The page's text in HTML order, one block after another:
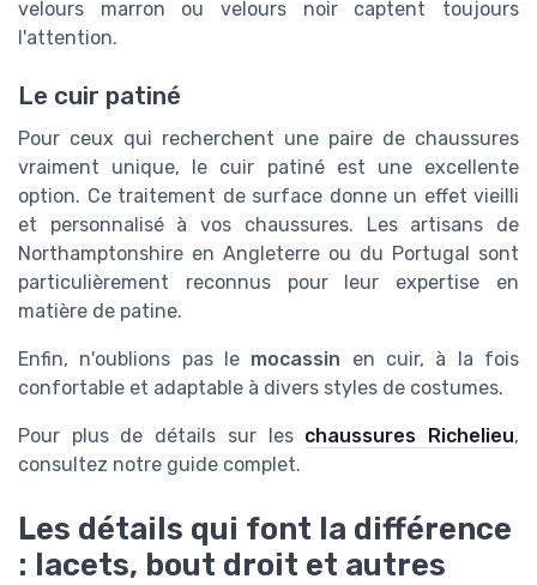
velours marron ou velours noir captent toujours
l'attention.
Le cuir patiné
Pour ceux qui recherchent une paire de chaussures
vraiment unique, le cuir patiné est une excellente
option. Ce traitement de surface donne un effet vieilli
et personnalisé à vos chaussures. Les artisans de
Northamptonshire en Angleterre ou du Portugal sont
particulièrement reconnus pour leur expertise en
matière de patine.
Enfin, n'oublions pas le mocassin en cuir, à la fois
confortable et adaptable à divers styles de costumes.
Pour plus de détails sur les chaussures Richelieu,
consultez notre guide complet.
Les détails qui font la différence
: lacets, bout droit et autres